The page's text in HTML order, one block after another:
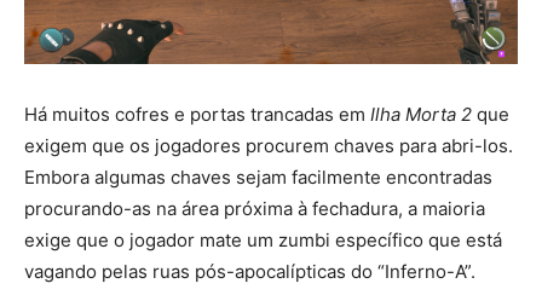
Há muitos cofres e portas trancadas em Ilha Morta 2 que
exigem que os jogadores procurem chaves para abri-los.
Embora algumas chaves sejam facilmente encontradas
procurando-as na área próxima à fechadura, a maioria
exige que o jogador mate um zumbi específico que está
vagando pelas ruas pós-apocalípticas do “Inferno-A”.